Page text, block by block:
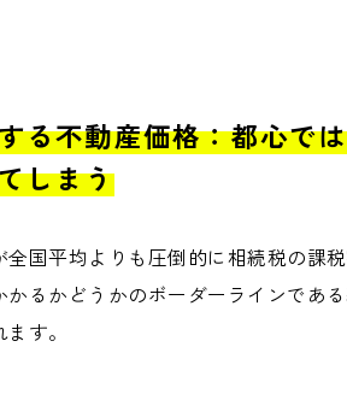
る不動産価格：都心で
しまう
全国平均よりも圧倒的に相続税の課
かるかどうかのボーダーラインであ
す。